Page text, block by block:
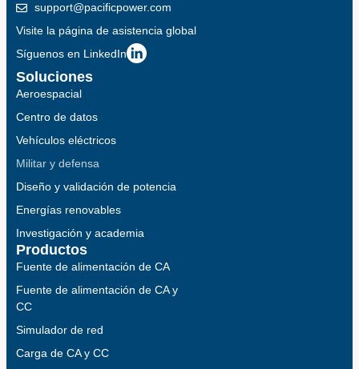
Soluciones
Aeroespacial
Centro de datos
Vehículos eléctricos
Militar y defensa
Diseño y validación de potencia
Energías renovables
Investigación y academia
Productos
Fuente de alimentación de CA
Fuente de alimentación de CA y
CC
Simulador de red
Carga de CA y CC
support@pacificpower.com
Visite la página de asistencia global
Síguenos en LinkedIn